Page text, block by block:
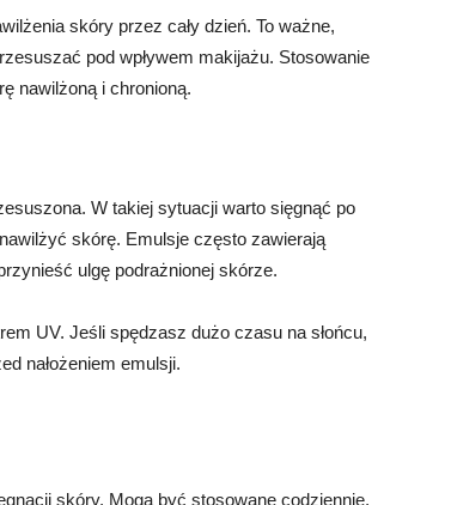
skóry przez cały dzień. To ważne,
pod wpływem makijażu. Stosowanie
nawilżoną i chronioną.
W takiej sytuacji warto sięgnąć po
skórę. Emulsje często zawierają
ulgę podrażnionej skórze.
UV. Jeśli spędzasz dużo czasu na słońcu,
nałożeniem emulsji.
skóry. Mogą być stosowane codziennie,